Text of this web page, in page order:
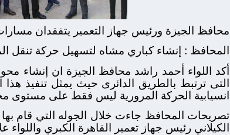
محافظ الجيزة ورئيس جهاز التعمير يتفقدان
المحافظ : إنشاء كباري مشاه لتسهيل حركة تنقل
أكد اللواء أحمد راشد محافظ الجيزة ان إنشاء
التى ترتبط بالطريق الدائرى حيث يمثل تنفيذ
انسيابية الحركة المرورية ليس فقط على مستوى
تصريحات المحافظ جاءت خلال الجوله التي قام
الكيلاني رئيس جهاز تعمير القاهرة الكبري واللواء